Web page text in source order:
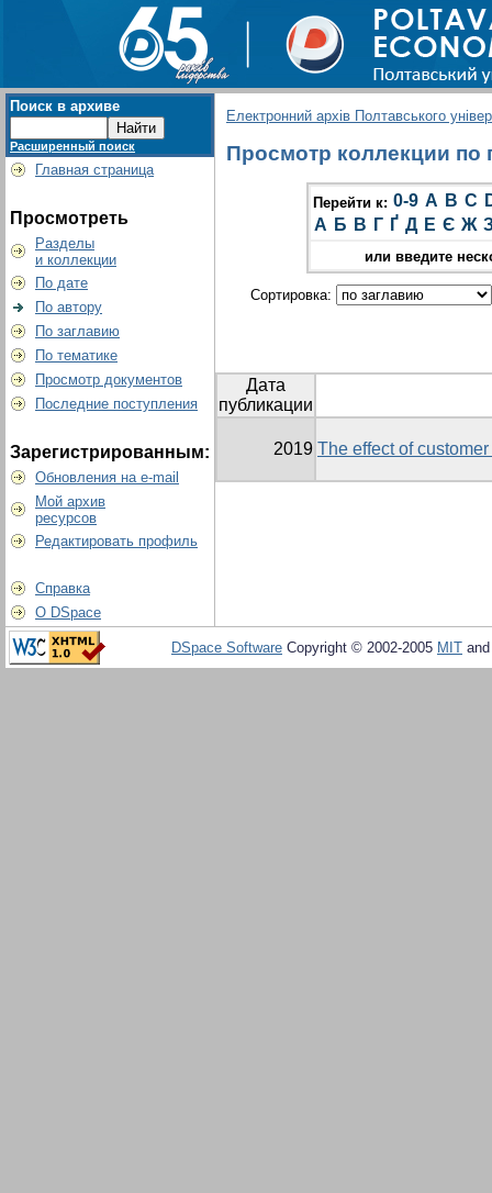
Поиск в архиве
Расширенный поиск
Главная страница
Просмотреть
Разделы
и коллекции
По дате
По автору
По заглавию
По тематике
Просмотр документов
Последние поступления
Зарегистрированным:
Обновления на e-mail
Мой архив
ресурсов
Редактировать профиль
Справка
О DSpace
Електронний архів Полтавського
Просмотр коллекции по
Перейти к: 0-9 A B C
А Б В Г Ґ Д Е Є Ж
или введите
Сортировка:
Дата
публикации
2019 The effect of
DSpace Software Copyright © 2002-2005 MIT